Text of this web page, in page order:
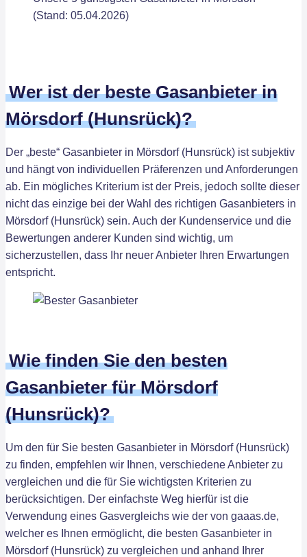
(Stand: 05.04.2026)
Wer ist der beste Gasanbieter in
Mörsdorf (Hunsrück)?
Der „beste“ Gasanbieter in Mörsdorf (Hunsrück) ist subjektiv
und hängt von individuellen Präferenzen und Anforderungen
ab. Ein mögliches Kriterium ist der Preis, jedoch sollte dieser
nicht das einzige bei der Wahl des richtigen Gasanbieters in
Mörsdorf (Hunsrück) sein. Auch der Kundenservice und die
Bewertungen anderer Kunden sind wichtig, um
sicherzustellen, dass Ihr neuer Anbieter Ihren Erwartungen
entspricht.
Wie finden Sie den besten
Gasanbieter für Mörsdorf
(Hunsrück)?
Um den für Sie besten Gasanbieter in Mörsdorf (Hunsrück)
zu finden, empfehlen wir Ihnen, verschiedene Anbieter zu
vergleichen und die für Sie wichtigsten Kriterien zu
berücksichtigen. Der einfachste Weg hierfür ist die
Verwendung eines Gasvergleichs wie der von gaaas.de,
welcher es Ihnen ermöglicht, die besten Gasanbieter in
Mörsdorf (Hunsrück) zu vergleichen und anhand Ihrer